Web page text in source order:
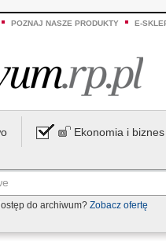
POZNAJ NASZE PRODUKTY E-
Ekonomia i biznes
do archiwum? Zobacz ofertę